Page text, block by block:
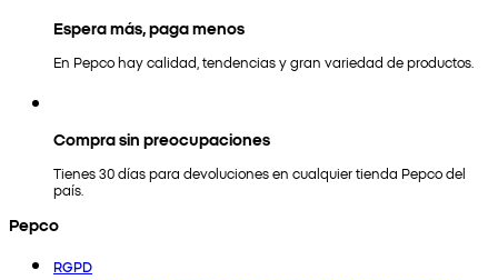
Espera más, paga menos
En Pepco hay calidad, tendencias y gran variedad de productos.
Compra sin preocupaciones
Tienes 30 días para devoluciones en cualquier tienda Pepco del
país.
Pepco
RGPD